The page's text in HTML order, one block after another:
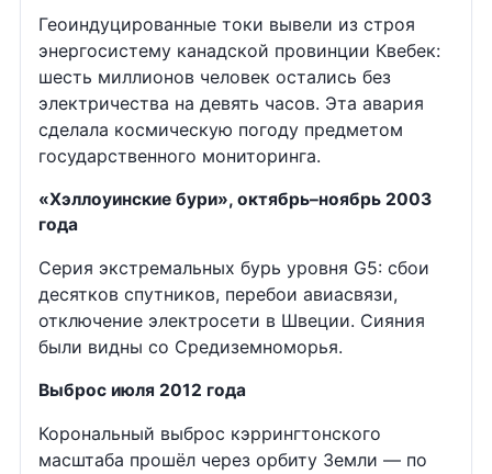
Геоиндуцированные токи вывели из строя
энергосистему канадской провинции Квебек:
шесть миллионов человек остались без
электричества на девять часов. Эта авария
сделала космическую погоду предметом
государственного мониторинга.
«Хэллоуинские бури», октябрь–ноябрь 2003
года
Серия экстремальных бурь уровня G5: сбои
десятков спутников, перебои авиасвязи,
отключение электросети в Швеции. Сияния
были видны со Средиземноморья.
Выброс июля 2012 года
Корональный выброс кэррингтонского
масштаба прошёл через орбиту Земли — по